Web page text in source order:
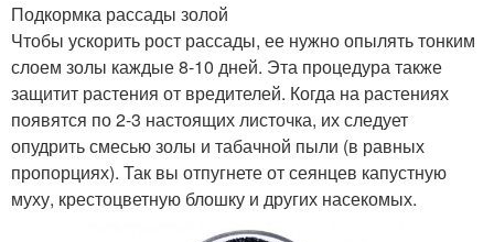
Подкормка рассады золой
Чтобы ускорить рост рассады, ее нужно опылять тонким
слоем золы каждые 8-10 дней. Эта процедура также
защитит растения от вредителей. Когда на растениях
появятся по 2-3 настоящих листочка, их следует
опудрить смесью золы и табачной пыли (в равных
пропорциях). Так вы отпугнете от сеянцев капустную
муху, крестоцветную блошку и других насекомых.